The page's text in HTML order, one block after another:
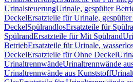
UrinalsteuerungUrinale, gespülter
DeckelErsatzteile für Urinale,
DeckelSpülrandlosErsatzteile für
SpülrandErsatzteile für Mit Spülrand
BetriebErsatzteile für Urinale,
DeckelErsatzteile für Ohne Deckel
UrinaltrennwändeUrinaltrennwände
Urinaltrennwände aus Kunststoff